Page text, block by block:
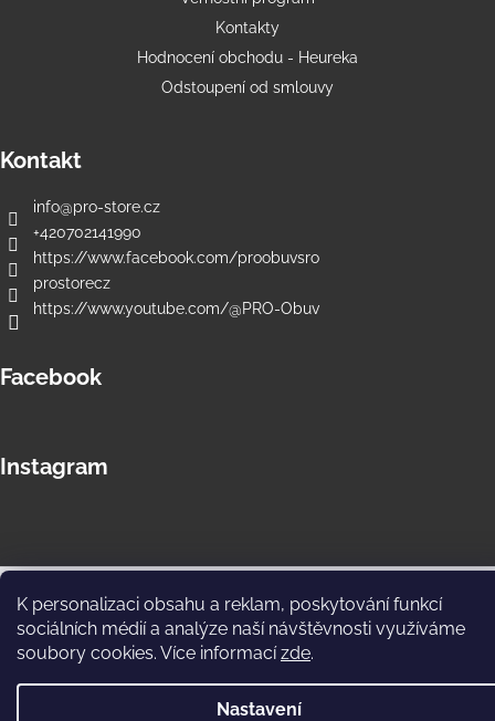
K personalizaci obsahu a reklam, poskytování funkcí
sociálních médií a analýze naší návštěvnosti využíváme
soubory cookies. Více informacízde.
Nastavení
Kontakty
Hodnocení obchodu - Heureka
Odstoupení od smlouvy
Kontakt
info@pro-store.cz
+420702141990
https://www.facebook.com/proobuvsro
prostorecz
https://www.youtube.com/@PRO-Obuv
Facebook
Instagram
Copyright 2026PRO Store e-shop. Všechna práva vyhrazena.
Upravit nastavení cookies